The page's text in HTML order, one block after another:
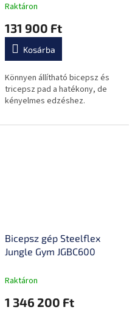
Raktáron
131 900 Ft
Kosárba
Könnyen állítható bicepsz és
tricepsz pad a hatékony, de
kényelmes edzéshez.
Bicepsz gép Steelflex
Jungle Gym JGBC600
Raktáron
1 346 200 Ft